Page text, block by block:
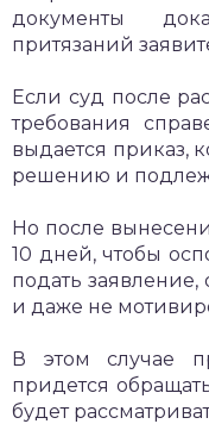
документы
притязаний
Если суд после
требования
выдается приказ,
решению и
Но после
10 дней, чтобы
подать заявление,
и даже не
В этом случае
придется
будет